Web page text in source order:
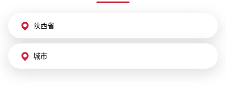
陕西省
城市